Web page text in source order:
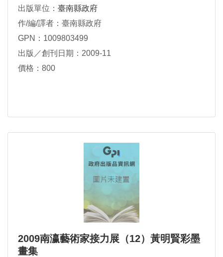
出版單位： 臺南縣政府
作/編/譯者：臺南縣政府
GPN：1009803499
出版／創刊日期：2009-11
價格：800
2009南瀛藝術家接力展（12）黃明賢彩墨
畫集